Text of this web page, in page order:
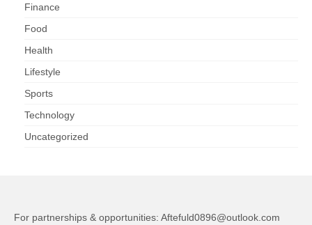
Finance
Food
Health
Lifestyle
Sports
Technology
Uncategorized
For partnerships & opportunities: Aftefuld0896@outlook.com